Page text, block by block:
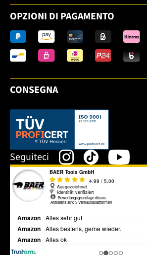
OPZIONI DI PAGAMENTO
CONSEGNA
Dieser Link öffnet sich in einem neuen Tab.
Seguiteci